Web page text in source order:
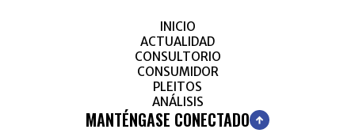
INICIO
ACTUALIDAD
CONSULTORIO
CONSUMIDOR
PLEITOS
ANÁLISIS
MANTÉNGASE CONECTADO